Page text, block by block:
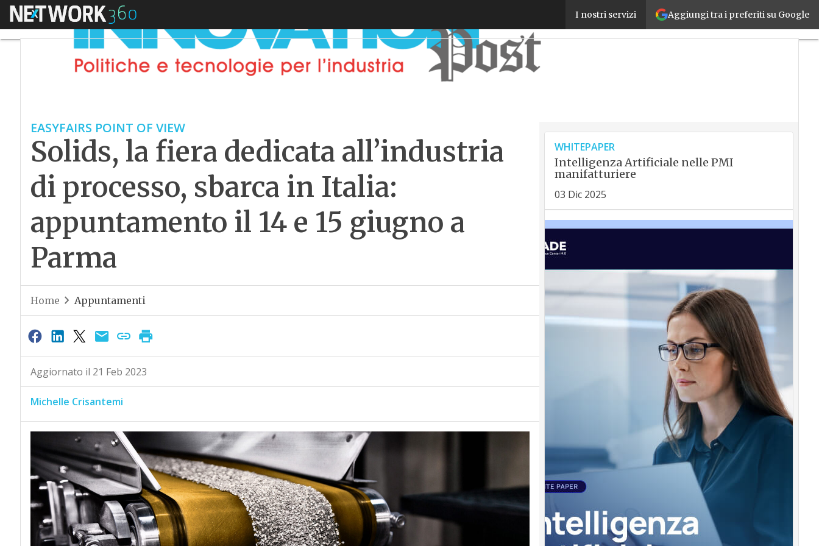
Aggiungi tra i preferiti su Google
I nostri servizi
Menu Solids, la fiera dedicata all’industria di processo,
EASYFAIRS POINT OF VIEW
Solids, la fiera dedicata all’industria
di processo, sbarca in Italia:
appuntamento il 14 e 15 giugno a
Parma
Home Appuntamenti
Aggiornato il 21 Feb 2023
Michelle Crisantemi
WHITEPAPER
Intelligenza Artificiale nelle PMI
manifatturiere
03 Dic 2025